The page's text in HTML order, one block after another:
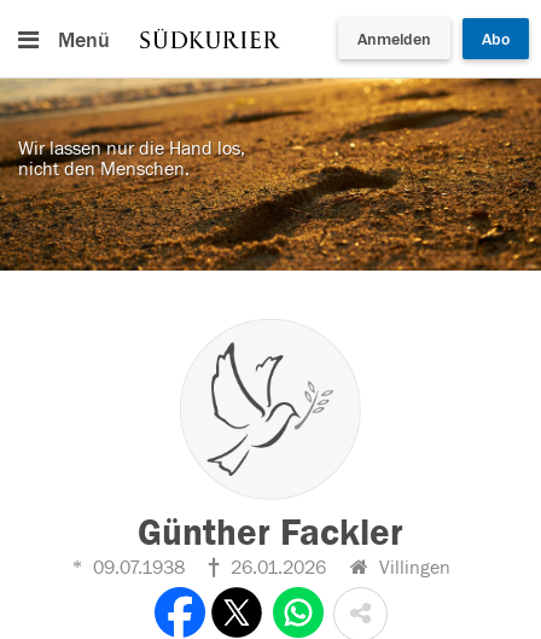
Menü Anmelden Abo
Wir lassen nur die Hand los,
nicht den Menschen.
Günther Fackler
09.07.1938 26.01.2026 Villingen